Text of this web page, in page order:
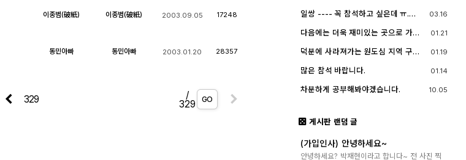
이종범(破紙) 이종범(破紙) 2003.09.05 17248
동민아빠 동민아빠 2003.01.20 28357
/
329 GO
일쌍 ---- 꼭 참석하고 싶은데 ㅠ.
다. (다음에 개인적으로 들리겠습니
다)
03.16
다음에는 더욱 재미있는 곳으로 가보
네요.
01.21
덕분에 사라져가는 원도심 지역 구경
01.19
많은 참석 바랍니다. 01.14
차분하게 공부해봐야겠습니다. 10.05
게시판 랜덤 글
(가입인사) 안녕하세요~
안녕하세요? 박재현이라고 합니다~ 전 사진 찍